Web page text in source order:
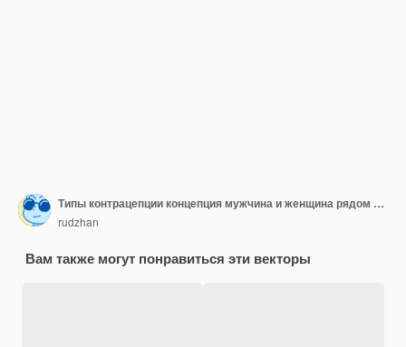
Типы контрацепции концепция мужчина и женщина рядом с презервативами и таблетками фертильность и женщины и мужчины
rudzhan
Вам также могут понравиться эти векторы